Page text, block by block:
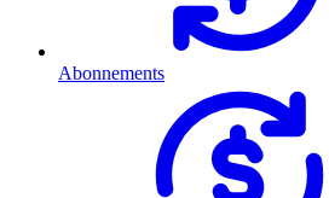
Abonnements